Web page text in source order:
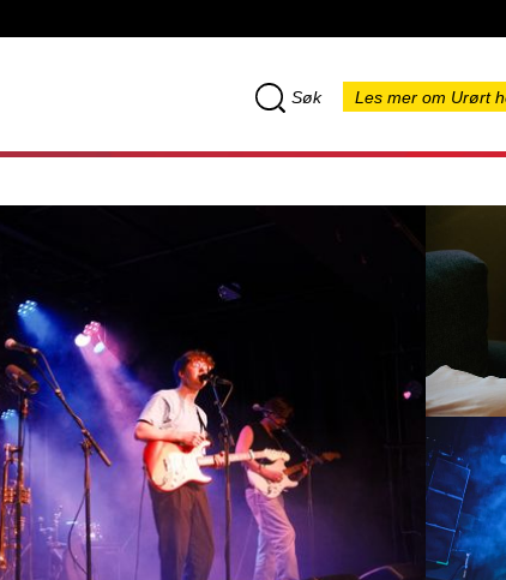
Søk Les mer om Urørt